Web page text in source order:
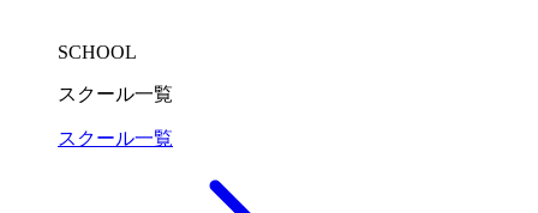
SCHOOL
スクール一覧
スクール一覧